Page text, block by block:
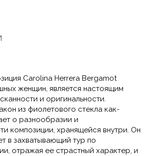
Carolina Herrera Bergamot
женщин, является настоящим
и оригинальности.
из фиолетового стекла как-
о разнообразии и
композиции, хранящейся внутри. Он
в захватывающий тур по
отражая ее страстный характер, и